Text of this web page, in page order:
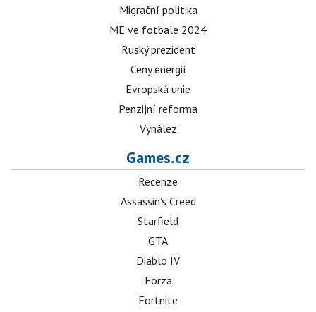
Migrační politika
ME ve fotbale 2024
Ruský prezident
Ceny energií
Evropská unie
Penzijní reforma
Vynález
Games.cz
Recenze
Assassin's Creed
Starfield
GTA
Diablo IV
Forza
Fortnite